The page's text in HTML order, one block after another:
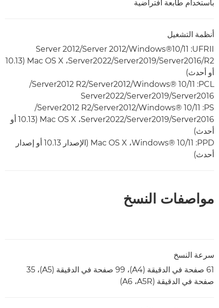
باستخدام طابعة افتراضية
أنظمة التشغيل
UFRII‏: Windows®10/11/‏Server 2012‏/Server 2012
R2‏/Server2016‏/Server2019‏/Server2022،‏ Mac OS X (10.13
أو أحدث)
PCL:‏ Windows® 10/11/‏Server2012‏/Server2012 R2‏/
Server2016‏/Server2019‏/Server2022
PS:‏ Windows® 10/11/‏Server2012‏/Server2012 R2‏/
Server2016‏/Server2019‏/Server2022،‏ Mac OS X ‏(10.13 أو
أحدث)
PPD‏: Windows® 10/11‏، Mac OS X‏ (الإصدار 10.13 أو إصدار
أحدث)
مواصفات النسخ
سرعة النسخ
61 صفحة في الدقيقة (A4)‏، 99 صفحة في الدقيقة (A5)‏، 35
صفحة في الدقيقة (A5R،‏ A6)